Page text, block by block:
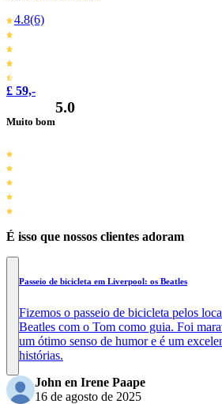
4.8(6)
£ 59,-
Muito bom
5.0
É isso que nossos clientes adoram
Passeio de bicicleta em Liverpool: os Beatles
Fizemos o passeio de bicicleta pelos
Beatles com o Tom como guia. Foi
um ótimo senso de humor e é um
histórias.
John en Irene Paape
16 de agosto de 2025